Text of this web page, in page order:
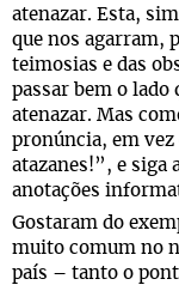
atenazar. Esta,
que nos agarram,
teimosias e das
passar bem o lado
atenazar. Mas
pronúncia, em vez
atazanes!”, e siga
anotações
Gostaram do
muito comum no
país – tanto o